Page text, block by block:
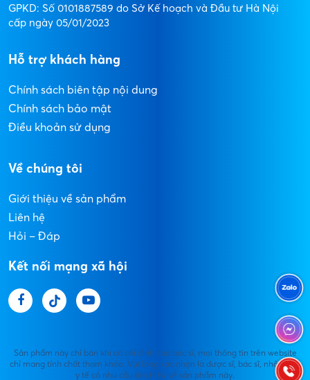
GPKD: Số 0101887589 do Sở Kế hoạch và Đầu tư Hà Nội
cấp ngày 05/01/2023
Hỗ trợ khách hàng
Chính sách biên tập nội dung
Chính sách bảo mật
Điều khoản sử dụng
Về chúng tôi
Giới thiệu về sản phẩm
Liên hệ
Hỏi – Đáp
Kết nối mạng xã hội
Sản phẩm này chỉ bán khi có chỉ định của bác sĩ, mọi thông tin trên website
chỉ mang tính chất tham khảo. Vui lòng xác nhận là dược sĩ, bác sĩ, nhân viên
y tế có nhu cầu tìm hiểu về sản phẩm này.